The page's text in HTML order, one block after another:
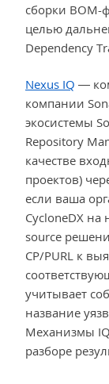
сборки BOM-
целью
Dependency
Nexus IQ —
компании
экосистемы
Repository
качестве
проектов)
если ваша
CycloneDX
source
CP/PURL к
учитывает
название
Механизмы
разборе